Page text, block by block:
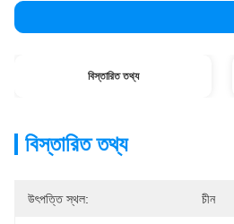
বিস্তারিত তথ্য
বিস্তারিত তথ্য
উৎপত্তি স্থল: চীন